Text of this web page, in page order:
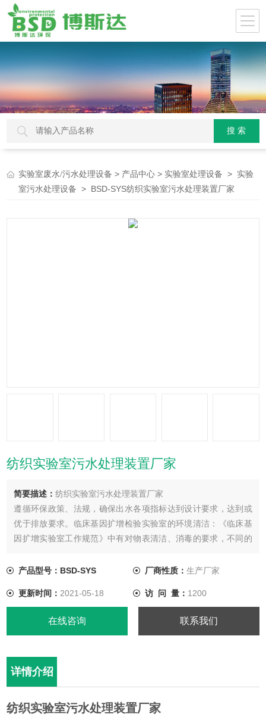
实验室废水/污水处理设备 > 产品中心 > 实验室处理设备 > 实验
室污水处理设备 > BSD-SYS纺织实验室污水处理装置厂家
纺织实验室污水处理装置厂家
简要描述：纺织实验室污水处理装置厂家
遵循环保政策、法规，确保出水各项指标达到设计要求，达到或
优于排放要求。临床基因扩增检验实验室的环境清洁：《临床基
因扩增实验室工作规范》中有对物表清洁、消毒的要求，不同的
产品型号：BSD-SYS
厂商性质： 生产厂家
更新时间： 2021-05-18 访 问 量： 1200
在线咨询 联系我们
详情介绍
纺织实验室污水处理装置厂家